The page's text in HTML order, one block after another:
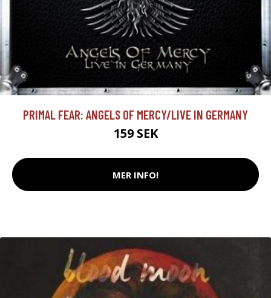
PRIMAL FEAR: ANGELS OF MERCY/LIVE IN GERMANY
159 SEK
MER INFO!